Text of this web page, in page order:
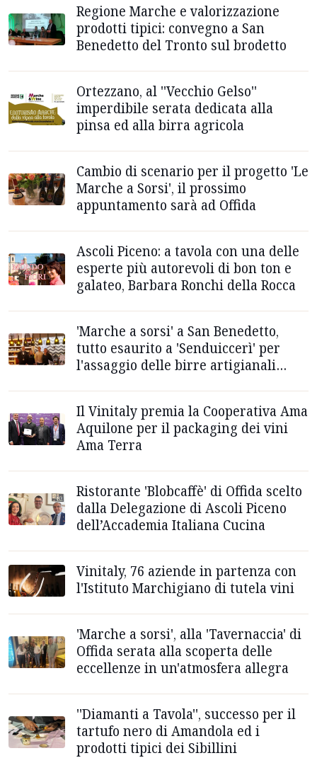
Regione Marche e valorizzazione
prodotti tipici: convegno a San
Benedetto del Tronto sul brodetto
Ortezzano, al ''Vecchio Gelso''
imperdibile serata dedicata alla
pinsa ed alla birra agricola
Cambio di scenario per il progetto 'Le
Marche a Sorsi', il prossimo
appuntamento sarà ad Offida
Ascoli Piceno: a tavola con una delle
esperte più autorevoli di bon ton e
galateo, Barbara Ronchi della Rocca
'Marche a sorsi' a San Benedetto,
tutto esaurito a 'Senduiccerì' per
l'assaggio delle birre artigianali
Il Vinitaly premia la Cooperativa Ama
Aquilone per il packaging dei vini
Ama Terra
Ristorante 'Blobcaffè' di Offida scelto
dalla Delegazione di Ascoli Piceno
dell’Accademia Italiana Cucina
Vinitaly, 76 aziende in partenza con
l'Istituto Marchigiano di tutela vini
'Marche a sorsi', alla 'Tavernaccia' di
Offida serata alla scoperta delle
eccellenze in un'atmosfera allegra
''Diamanti a Tavola'', successo per il
tartufo nero di Amandola ed i
prodotti tipici dei Sibillini